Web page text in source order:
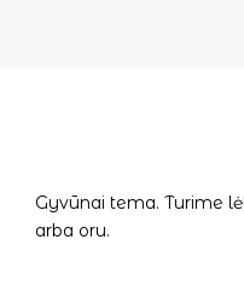
Gyvūnai tema. Turime
arba oru.